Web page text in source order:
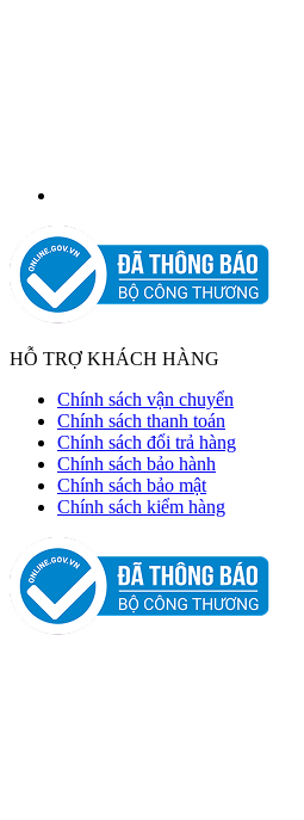
HỖ TRỢ KHÁCH HÀNG
Chính sách vận chuyển
Chính sách thanh toán
Chính sách đổi trả hàng
Chính sách bảo hành
Chính sách bảo mật
Chính sách kiểm hàng